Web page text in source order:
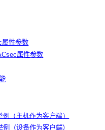
属性参数
属性参数
（主机作为客户端）
（设备作为客户端）